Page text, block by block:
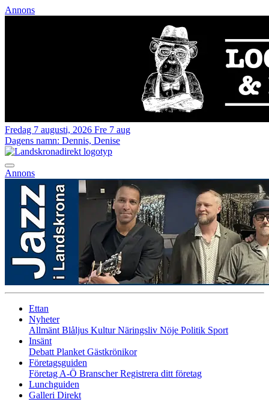
Annons
Fredag 7 augusti, 2026 Fre 7 aug
Dagens namn: Dennis, Denise
Annons
Ettan
Nyheter
Allmänt Blåljus KulturNäringsliv Nöje Politik Sport
Insänt
Debatt Planket Gästkrönikor
Företagsguiden
Företag A-Ö BranscherRegistrera ditt företag
Lunchguiden
Galleri Direkt